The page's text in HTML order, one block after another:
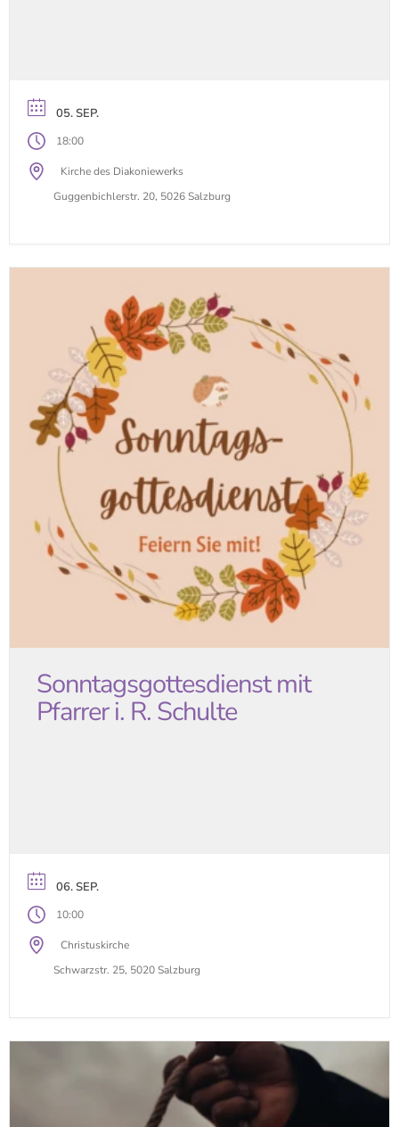
05. SEP.
18:00
Kirche des Diakoniewerks
Guggenbichlerstr. 20, 5026 Salzburg
Sonntagsgottesdienst mit
Pfarrer i. R. Schulte
06. SEP.
10:00
Christuskirche
Schwarzstr. 25, 5020 Salzburg